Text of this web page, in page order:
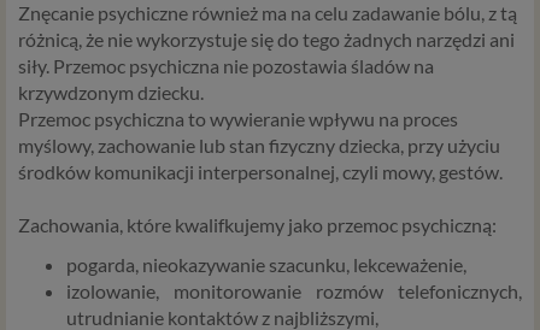
Znęcanie psychiczne również ma na celu zadawanie bólu, z tą
różnicą, że nie wykorzystuje się do tego żadnych narzędzi ani
siły. Przemoc psychiczna nie pozostawia śladów na
krzywdzonym dziecku.
Przemoc psychiczna to wywieranie wpływu na proces
myślowy, zachowanie lub stan fizyczny dziecka, przy użyciu
środków komunikacji interpersonalnej, czyli mowy, gestów.
Zachowania, które kwalifkujemy jako przemoc psychiczną:
pogarda, nieokazywanie szacunku, lekceważenie,
izolowanie, monitorowanie rozmów telefonicznych,
utrudnianie kontaktów z najbliższymi,